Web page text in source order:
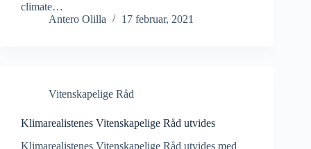
climate…
Antero Olilla
17 februar, 2021
Vitenskapelige Råd
Klimarealistenes Vitenskapelige Råd utvides
Klimarealistenes Vitenskapelige Råd utvides med